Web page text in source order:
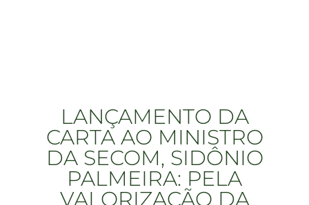
LANÇAMENTO DA
CARTA AO MINISTRO
DA SECOM, SIDÔNIO
PALMEIRA: PELA
VALORIZAÇÃO DA